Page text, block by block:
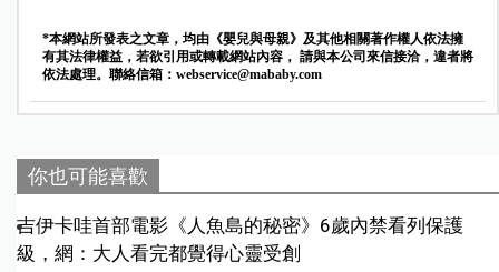
*本網站所發表之文章，均由《嬰兒與母親》及其他相關著作權人依法擁
有其法律權益，若欲引用或轉載網站內容， 請與本公司來信接洽，違者將
依法處理。聯絡信箱： webservice@mababy.com
你也可能喜歡
吉伊卡哇首部電影《人魚島的秘密》6歲內禁看列保護
級，網：大人看完都覺得心靈受創